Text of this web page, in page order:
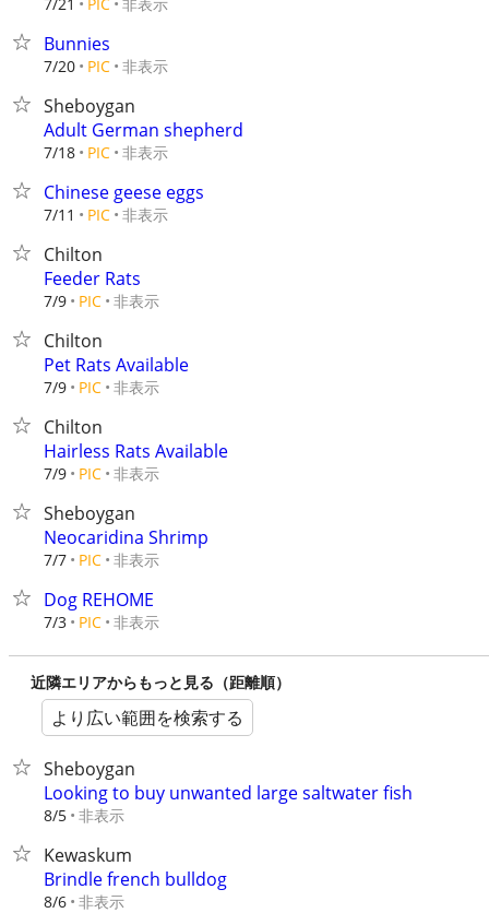
Bunnies
7/20 PIC 非表示
Sheboygan
Adult German shepherd
7/18 PIC 非表示
Chinese geese eggs
7/11 PIC 非表示
Chilton
Feeder Rats
7/9 PIC 非表示
Chilton
Pet Rats Available
7/9 PIC 非表示
Chilton
Hairless Rats Available
7/9 PIC 非表示
Sheboygan
Neocaridina Shrimp
7/7 PIC 非表示
Dog REHOME
7/3 PIC 非表示
近隣エリアからもっと見る（距離順）
より広い範囲を検索する
Sheboygan
Looking to buy unwanted large saltwater fish
8/5 非表示
Kewaskum
Brindle french bulldog
8/6 非表示